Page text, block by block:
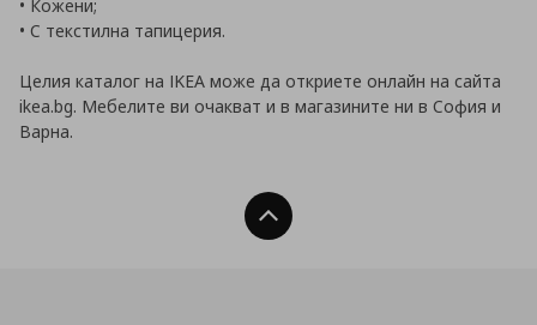
• Кожени;
• С текстилна тапицерия.
Целия каталог на IKEA може да откриете онлайн на сайта
ikea.bg. Мебелите ви очакват и в магазините ни в София и
Варна.
Нагоре